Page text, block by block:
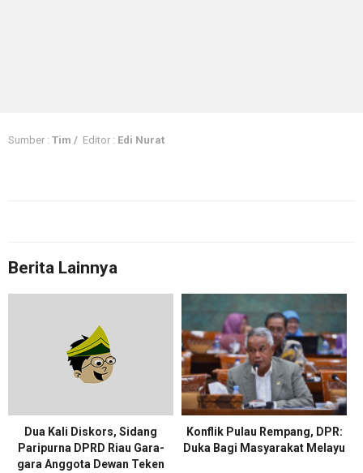
Sumber : Tim / Editor : Edi Nurat
Berita Lainnya
Dua Kali Diskors, Sidang
Paripurna DPRD Riau Gara-
gara Anggota Dewan Teken
Konflik Pulau Rempang, DPR:
Duka Bagi Masyarakat Melayu